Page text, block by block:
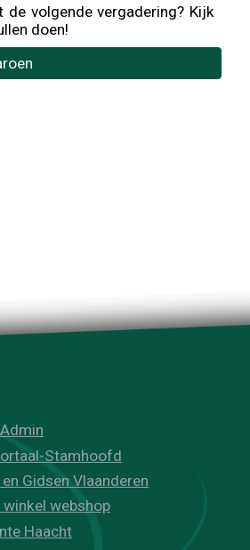
volgende vergadering? Kijk
doen!
Stamhoofd
Gidsen Vlaanderen
winkel webshop
Haacht